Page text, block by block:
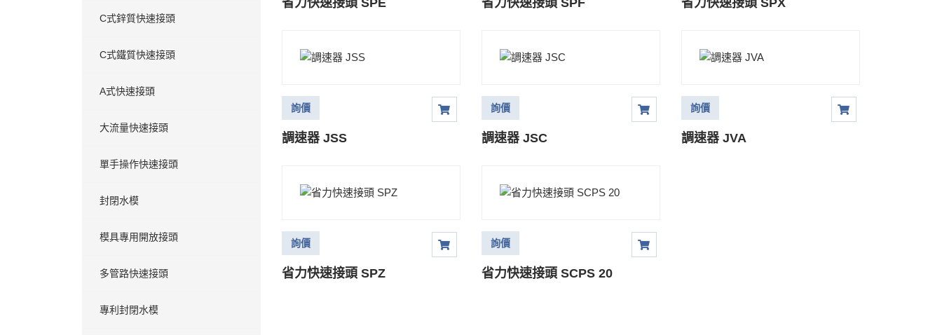
C式鋅質快速接頭
C式鐵質快速接頭
A式快速接頭
大流量快速接頭
單手操作快速接頭
封閉水模
模具專用開放接頭
多管路快速接頭
專利封閉水模
詢價
調速器 JSS
詢價
調速器 JSC
詢價
調速器 JVA
詢價
省力快速接頭 SPZ
詢價
省力快速接頭 SCPS 20